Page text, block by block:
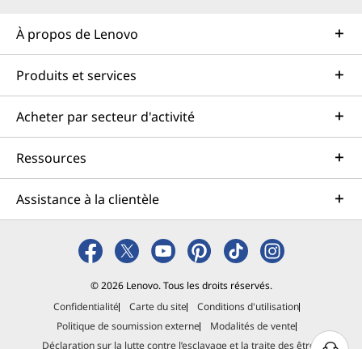
À propos de Lenovo
Produits et services
Acheter par secteur d'activité
Ressources
Assistance à la clientèle
© 2026 Lenovo. Tous les droits réservés.
Confidentialité
Carte du site
Conditions d'utilisation
Politique de soumission externe
Modalités de vente
Déclaration sur la lutte contre l’esclavage et la traite des êtres